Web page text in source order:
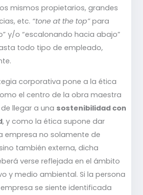
mismos propietarios, grandes
etc. “tone at the top” para
y/o “escalonando hacia abajo”
todo tipo de empleado,
corporativa pone a la ética
el centro de la obra maestra
llegar a una sostenibilidad con
, y como la ética supone dar
empresa no solamente de
también externa, dicha
verse reflejada en el ámbito
y medio ambiental. Si la persona
se siente identificada